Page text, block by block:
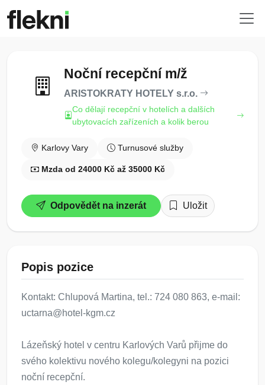
Noční recepční m/ž
ARISTOKRATY HOTELY s.r.o.
Co dělají recepční v hotelích a dalších
ubytovacích zařízeních a kolik berou
Karlovy Vary Turnusové služby
Mzda od 24000 Kč až 35000 Kč
Odpovědět na inzerát Uložit
Popis pozice
Kontakt: Chlupová Martina, tel.: 724 080 863, e-mail:
uctarna@hotel-kgm.cz
Lázeňský hotel v centru Karlových Varů přijme do
svého kolektivu nového kolegu/kolegyni na pozici
noční recepční.